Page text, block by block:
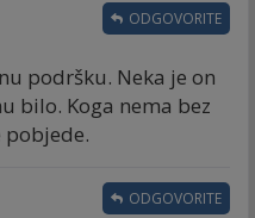
podršku. Neka je on
bilo. Koga nema bez
pobjede.
ODGOVORITE
ODGOVORITE